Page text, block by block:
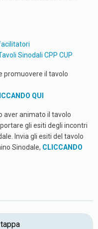
Sinodali CPP CUP
promuovere il tavolo
QUI
aver animato il tavolo
gli esiti degli incontri
Invia gli esiti del tavolo
Sinodale, CLICCANDO